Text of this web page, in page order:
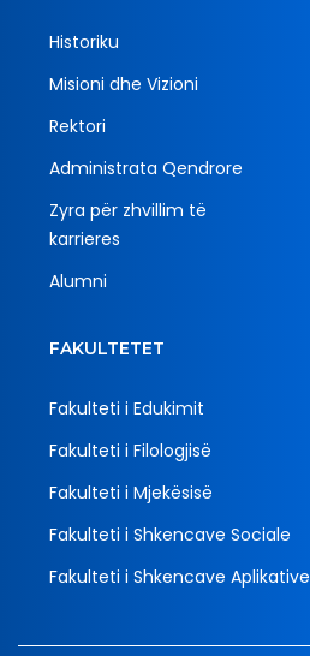
Historiku
Misioni dhe Vizioni
Rektori
Administrata Qendrore
Zyra për zhvillim të
karrieres
Alumni
FAKULTETET
Fakulteti i Edukimit
Fakulteti i Filologjisë
Fakulteti i Mjekësisë
Fakulteti i Shkencave Sociale
Fakulteti i Shkencave Aplikative